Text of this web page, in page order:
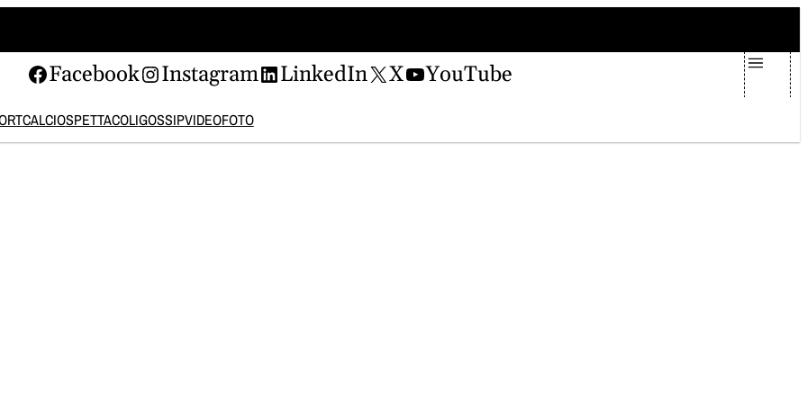
Facebook Instagram LinkedIn X YouTube
CALCIOSPETTACOLIGOSSIPVIDEOFOTO